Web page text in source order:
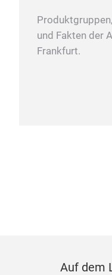
und Fakten der
Frankfurt.
Auf dem